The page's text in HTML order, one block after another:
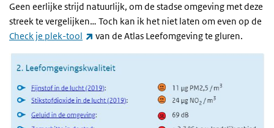
Geen eerlijke strijd natuurlijk, om de stadse omgeving met deze
streek te vergelijken… Toch kan ik het niet laten om even op de
Check je plek-tool
(externe link)
van de Atlas Leefomgeving te gluren.